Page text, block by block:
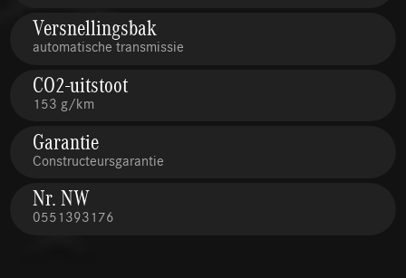
Versnellingsbak
automatische transmissie
CO2-uitstoot
153 g/km
Garantie
Constructeursgarantie
Nr. NW
0551393176